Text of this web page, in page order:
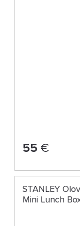
55 €
STANLEY
Mini Lunch